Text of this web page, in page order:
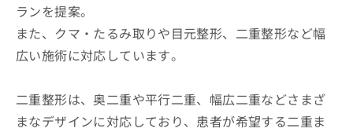
ランを提案。
また、クマ・たるみ取りや目元整形、二重整形など幅
広い施術に対応しています。
二重整形は、奥二重や平行二重、幅広二重などさまざ
まなデザインに対応しており、患者が希望する二重ま